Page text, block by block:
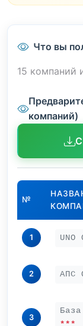
Что вы
15 компаний
компаний)
№
1 UNO
2 АПС
3